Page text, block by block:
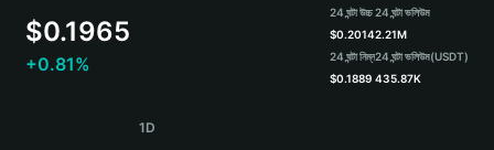
हिन्दी
Español (Argentina)
$0.1965
+0.81%
24 ঘন্টা উচ্চ
$0.2014
24 ঘন্টা নিম্ন
$0.1889
24 ঘন্টা ভলিউম
2.21M
24 ঘন্টা ভলিউম(USDT)
435.87K
1D